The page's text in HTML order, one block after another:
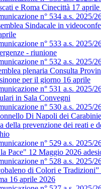
e Roma Cinecittà 17
n° 534 a.s. 2025/
Sindacale in
n° 533 a.s. 2025/
- riunione
n° 532 a.s. 2025/
plenaria Consulta
per il giorno 16 aprile
n° 531 a.s. 2025/
in Sala Convegni
n° 530 a.s. 2025/
Di Napoli dei
della prevenzione dei reati e
n° 529 a.s. 2025/
Pace" 12 Maggio 2026
n° 528 a.s. 2025/
di Colori e Tradizioni”
16 aprile 2026